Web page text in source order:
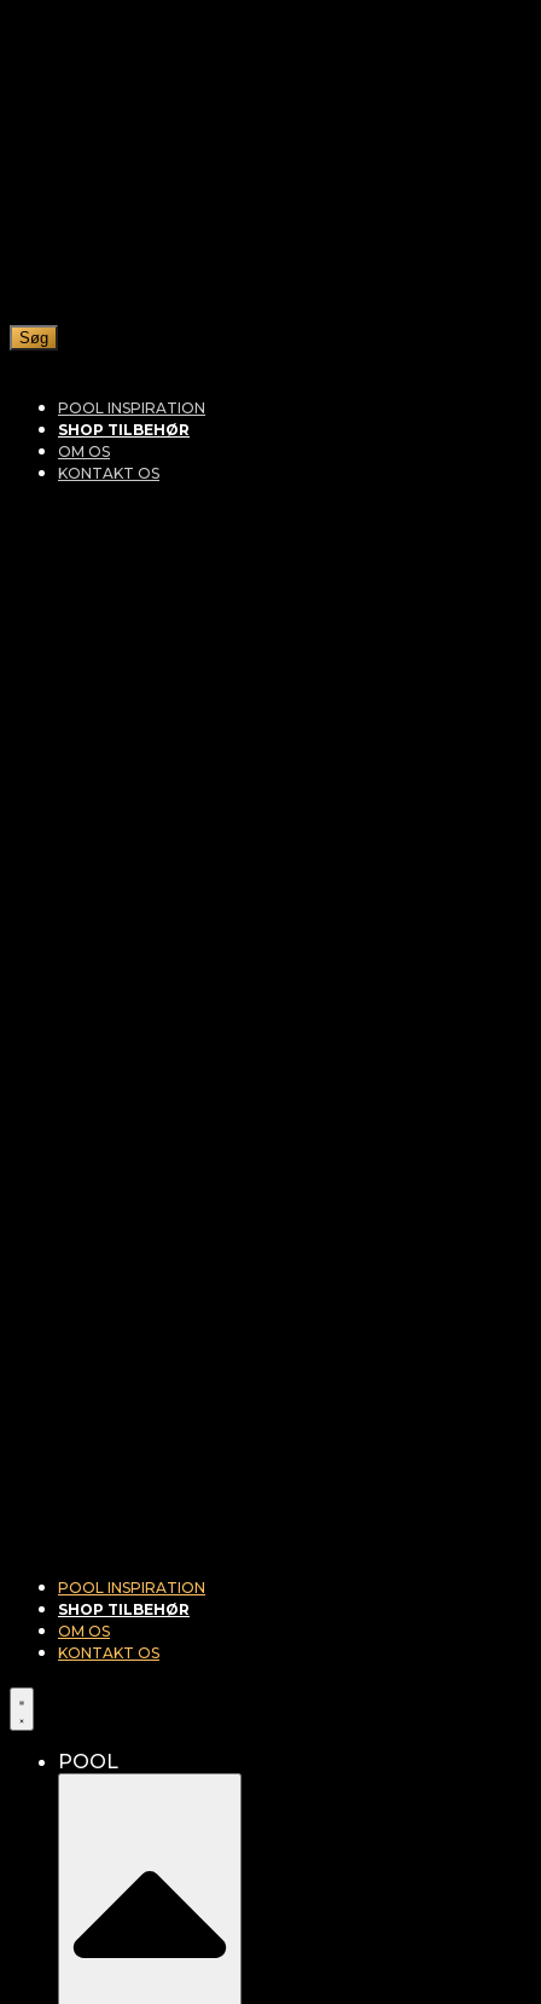
Søg
POOL INSPIRATION
SHOP TILBEHØR
OM OS
KONTAKT OS
POOL INSPIRATION
SHOP TILBEHØR
OM OS
KONTAKT OS
POOL